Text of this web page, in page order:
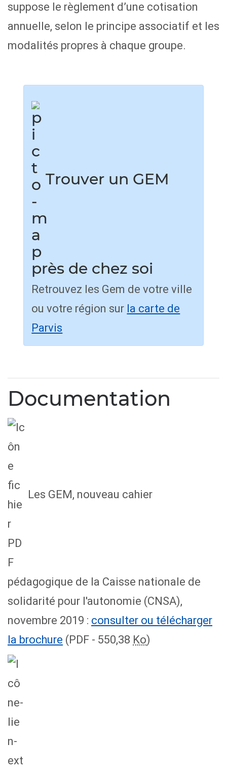
suppose le règlement d’une cotisation
annuelle, selon le principe associatif et les
modalités propres à chaque groupe.
Trouver un GEM
près de chez soi
Retrouvez les Gem de votre ville
ou votre région sur la carte de
Parvis
Documentation
Les GEM, nouveau cahier
pédagogique de la Caisse nationale de
solidarité pour l'autonomie (CNSA),
novembre 2019 : consulter ou télécharger
la brochure (PDF - 550,38 Ko)